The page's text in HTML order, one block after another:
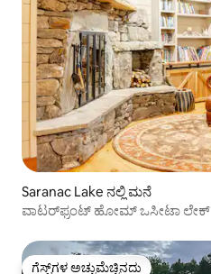
Saranac Lake ನಲ್ಲಿ ಮನೆ
ವಾಟರ್‌ಫ್ರಂಟ್ ಹೋಮ್ ಒಸೀಟಾ ಲೇಕ್
ಗೆಸ್ಟ್‌ಗಳ ಅಚ್ಚುಮೆಚ್ಚಿನದು